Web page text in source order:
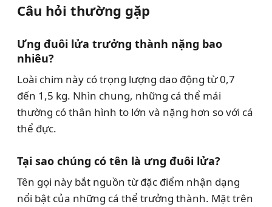
Câu hỏi thường gặp
Ưng đuôi lửa trưởng thành nặng bao
nhiêu?
Loài chim này có trọng lượng dao động từ 0,7
đến 1,5 kg. Nhìn chung, những cá thể mái
thường có thân hình to lớn và nặng hơn so với cá
thể đực.
Tại sao chúng có tên là ưng đuôi lửa?
Tên gọi này bắt nguồn từ đặc điểm nhận dạng
nổi bật của những cá thể trưởng thành. Mặt trên